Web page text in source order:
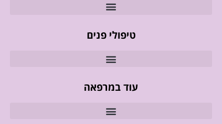
טיפולי פנים
עוד במרפאה